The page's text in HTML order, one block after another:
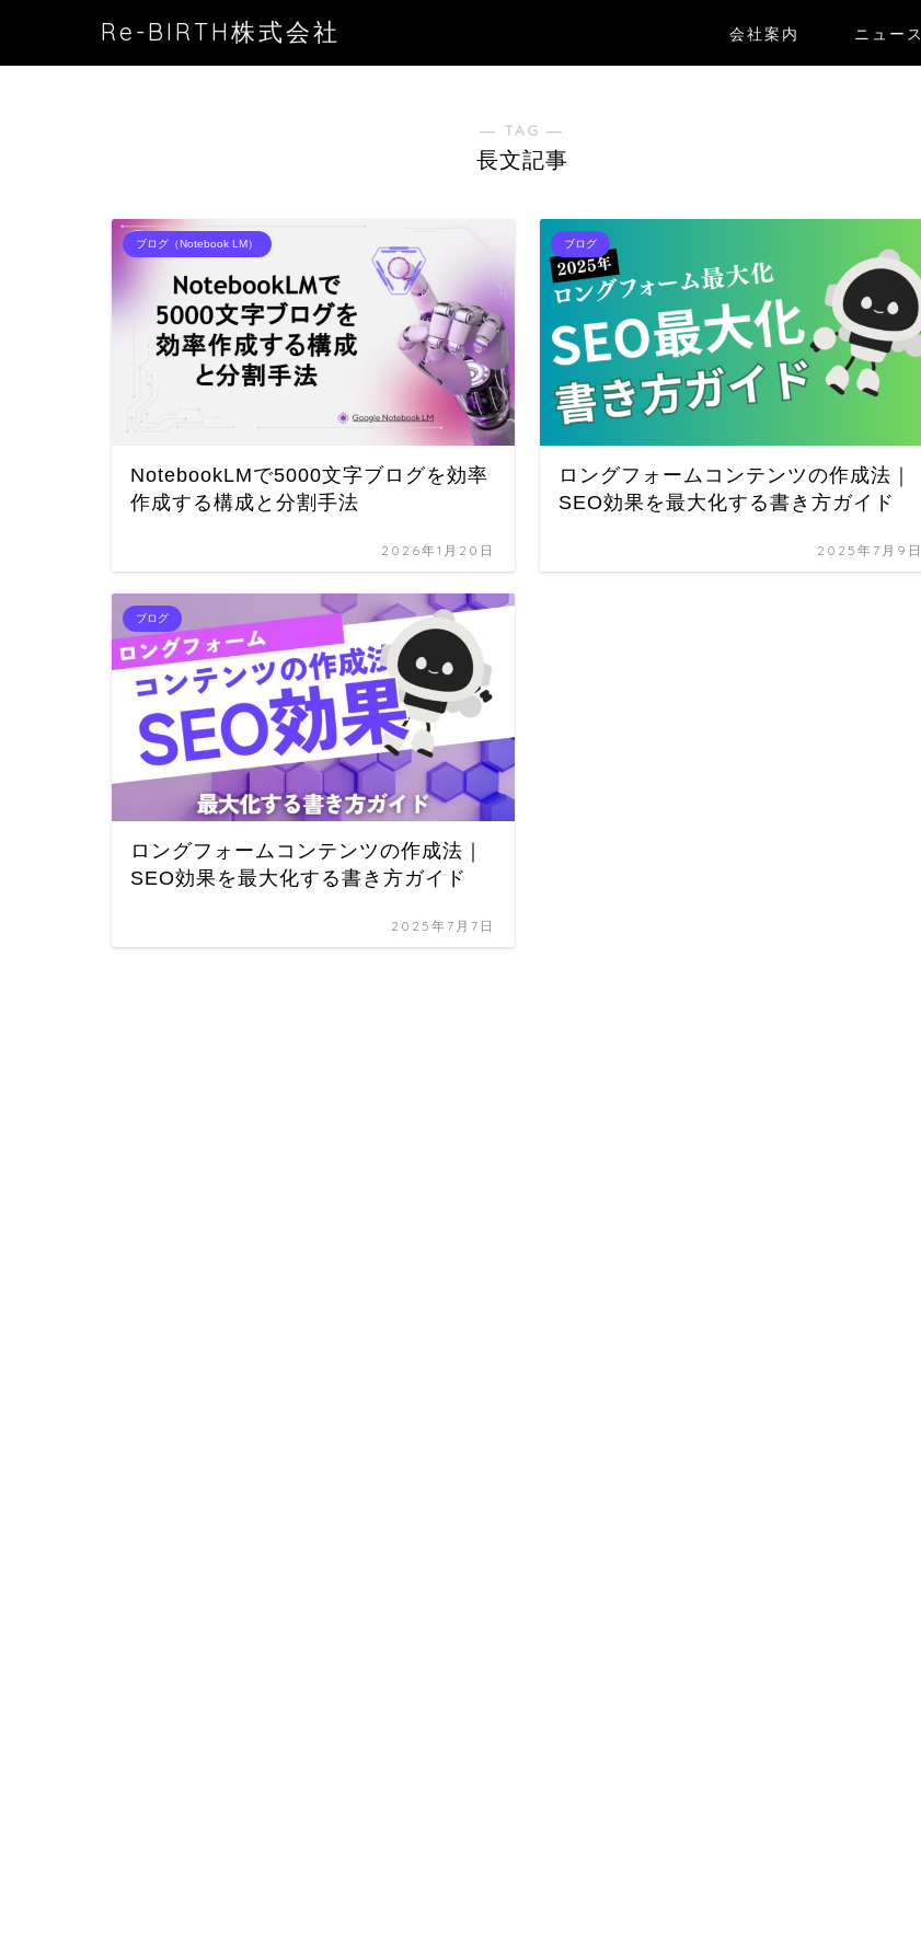
Re-BIRTH株式会社 会社案内 ニュース
― TAG ―
長文記事
ブログ（Notebook LM）
NotebookLMで5000文字ブログを効率
作成する構成と分割手法
2026年1月20日
ブログ
ロングフォームコンテンツの作成法｜
SEO効果を最大化する書き方ガイド
2025年7月9日
ブログ
ロングフォームコンテンツの作成法｜
SEO効果を最大化する書き方ガイド
2025年7月7日